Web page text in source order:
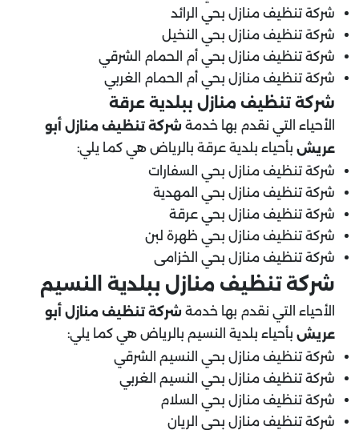
شركة تنظيف منازل بحي الرائد
شركة تنظيف منازل بحي النخيل
شركة تنظيف منازل بحي أم الحمام الشرقي
شركة تنظيف منازل بحي أم الحمام الغربي
شركة تنظيف منازل ببلدية عرقة
الأحياء التي نقدم بها خدمة شركة تنظيف منازل أبو
عريش بأحياء بلدية عرقة بالرياض هي كما يلي:
شركة تنظيف منازل بحي السفارات
شركة تنظيف منازل بحي المهدية
شركة تنظيف منازل بحي عرقة
شركة تنظيف منازل بحي ظهرة لبن
شركة تنظيف منازل بحي الخزامى
شركة تنظيف منازل ببلدية النسيم
الأحياء التي نقدم بها خدمة شركة تنظيف منازل أبو
عريش بأحياء بلدية النسيم بالرياض هي كما يلي:
شركة تنظيف منازل بحي النسيم الشرقي
شركة تنظيف منازل بحي النسيم الغربي
شركة تنظيف منازل بحي السلام
شركة تنظيف منازل بحي الريان